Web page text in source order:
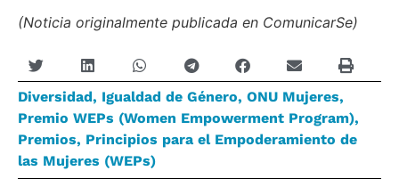
(Noticia originalmente publicada en ComunicarSe)
Diversidad, Igualdad de Género, ONU Mujeres,
Premio WEPs (Women Empowerment Program),
Premios, Principios para el Empoderamiento de
las Mujeres (WEPs)